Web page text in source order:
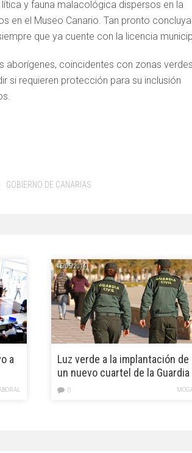
y fauna malacológica dispersos en la
en el Museo Canario. Tan pronto
que ya cuente con la licencia
aborígenes, coincidentes con zonas
si requieren protección para su inclusión
GOBIERNO DE CANARIAS
a
15/05/2014
Luz verde a la implantación de
un nuevo cuartel de la Guardia
Civil en Mogán
0